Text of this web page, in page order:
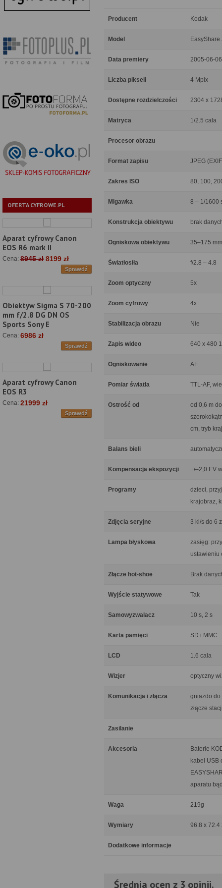
OFERTA CYFROWE.PL
Aparat cyfrowy Canon
EOS R6 mark II
Cena: 8945 zł 8199 zł
Sprawdź
Obiektyw Sigma S 70-200
mm f/2.8 DG DN OS
Sports Sony E
Cena: 6986 zł
Sprawdź
Aparat cyfrowy Canon
EOS R3
Cena: 21999 zł
Sprawdź
Producent Kodak
Model EasyShare
Data premiery 2005-06-06
Liczba pikseli 4 Mpix
Dostępne rozdzielczości 2304 x
Matryca 1/2.5 cala
Procesor obrazu
Format zapisu JPEG
Zakres ISO 80, 100,
Migawka 8 – 1/1600
Konstrukcja obiektywu brak
Ogniskowa obiektywu 35–175
Światłosiła f/2.8 – 4.8
Zoom optyczny 5x
Zoom cyfrowy 4x
Stabilizacja obrazu Nie
Zapis wideo 640 x 480
Ogniskowanie AF
Pomiar światła TTL-AF,
Ostrość od
od 0,6 m
cm, tryb
Balans bieli
Kompensacja ekspozycji +/–2,0 EV
Programy
dzieci,
krajobraz,
Zdjęcia seryjne 3 kl/s do 6
Lampa błyskowa
zasięg:
ustawieniu
Złącze hot-shoe Brak
Wyjście statywowe Tak
Samowyzwalacz 10 s, 2 s
Karta pamięci SD i MMC
LCD 1.6 cala
Wizjer optyczny
Komunikacja i złącza
gniazdo do
złącze
Zasilanie
Akcesoria
Baterie
kabel USB
aparatu
Waga 219g
Wymiary 96.8 x 72.4
Dodatkowe informacje
Średnia ocen z 3 opinii.